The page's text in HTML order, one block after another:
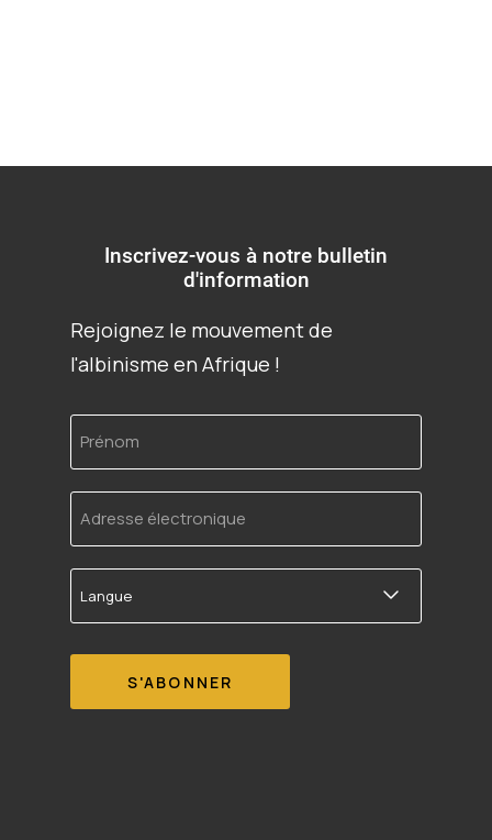
Inscrivez-vous à notre bulletin
d'information
Rejoignez le mouvement de
l'albinisme en Afrique !
Prénom
Adresse
électronique
Langue